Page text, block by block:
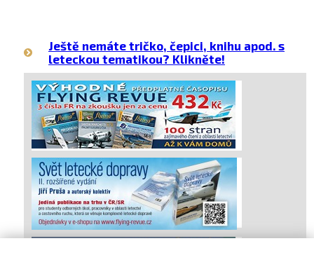
Ještě nemáte tričko, čepici, knihu apod. s
leteckou tematikou? Klikněte!